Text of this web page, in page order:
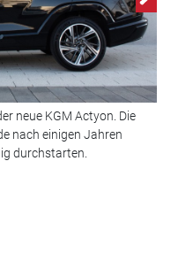
neue KGM Actyon. Die
nach einigen Jahren
durchstarten.